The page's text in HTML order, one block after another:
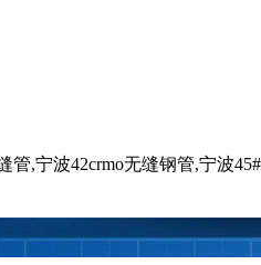
管,宁波42crmo无缝钢管,宁波